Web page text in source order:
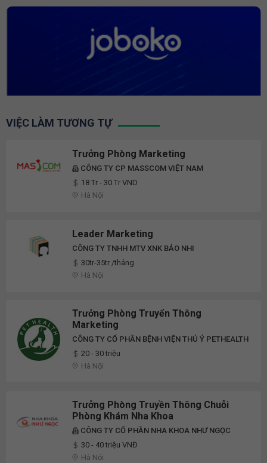
VIỆC LÀM TƯƠNG TỰ
Trưởng Phòng Marketing
CÔNG TY CP MASSCOM VIỆT NAM
18 Tr - 30 Tr VND
Hà Nội
Leader Marketing
CÔNG TY TNHH MTV XNK BẢO NHI
30tr-35tr /tháng
Hà Nội
Trưởng Phòng Truyển Thông
Marketing
CÔNG TY CỔ PHẦN BỆNH VIỆN THÚ Ý PETHEALTH
20 - 30 triệu
Hà Nội
Trưởng Phòng Truyền Thông Chuỗi
Phòng Khám Nha Khoa
CÔNG TY CỔ PHẦN NHA KHOA NHƯ NGỌC
30 - 40 triệu VNĐ
Hà Nội